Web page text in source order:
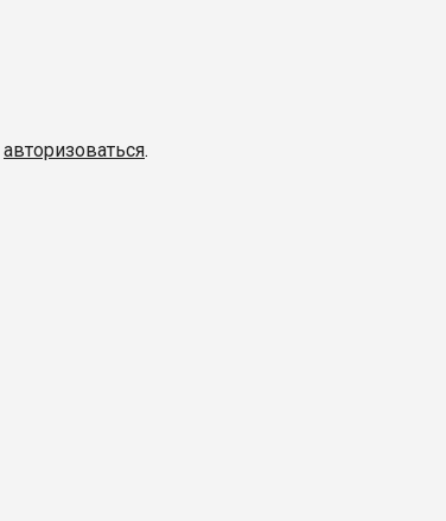
авторизоваться.